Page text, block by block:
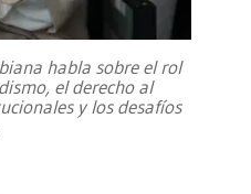
habla sobre el rol
el derecho al
y los desafíos